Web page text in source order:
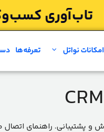
امکانات نواتل تعرفه‌ها